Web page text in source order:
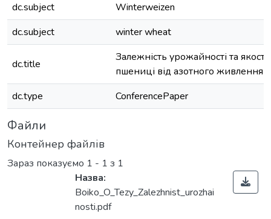
dc.subject
Winterweizen
dc.subject
winter wheat
dc.title
Залежність урожайності та
пшениці від азотного живлення
dc.type
ConferencePaper
Файли
Контейнер файлів
Зараз показуємо 1 - 1 з 1
Назва:
Boiko_O_Tezy_Zalezhnist_urozhai
nosti.pdf